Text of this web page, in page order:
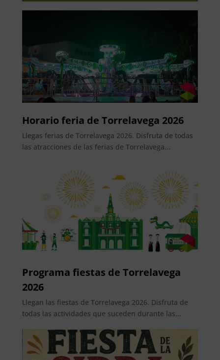
Horario feria de Torrelavega 2026
Llegas ferias de Torrelavega 2026. Disfruta de todas
las atracciones de las ferias de Torrelavega...
Programa fiestas de Torrelavega
2026
Llegan las fiestas de Torrelavega 2026. Disfruta de
todas las actividades que suceden durante las...